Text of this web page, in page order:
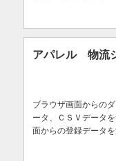
アパレル 物流
ブラウザ画面からの
ータ、ＣＳＶデータ
面からの登録データ